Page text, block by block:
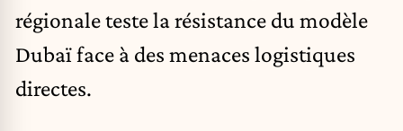
régionale teste la résistance du modèle
Dubaï face à des menaces logistiques
directes.